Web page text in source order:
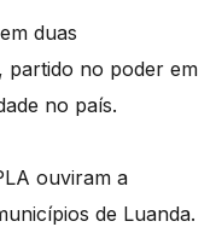
duas
partido no poder em
no país.
ouviram a
de Luanda.